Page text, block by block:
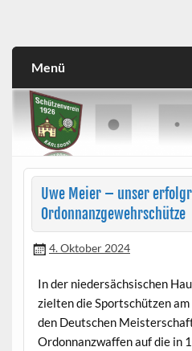
Menü
Uwe Meier – unser
Ordonnanzgewehrschütze
4. Oktober 2024
In der niedersächsischen
zielten die Sportschützen
den Deutschen
Ordonnanzwaffen auf die in